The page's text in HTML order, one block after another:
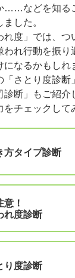
……などを知る
した。
れ度」では、つ
われ行動を振り
なるかもしれ
「さとり度診断
診断」もご紹
チェックして
方タイプ診断
意！
れ度診断
り度診断